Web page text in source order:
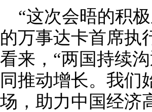
“这次会晤的积
的万事达卡首席执
看来，“两国持续
同推动增长。我们
场，助力中国经济